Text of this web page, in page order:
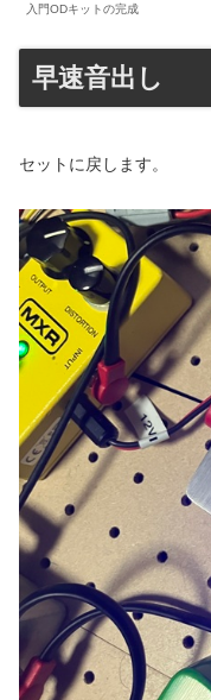
入門ODキットの完成
早速音出し
セットに戻します。